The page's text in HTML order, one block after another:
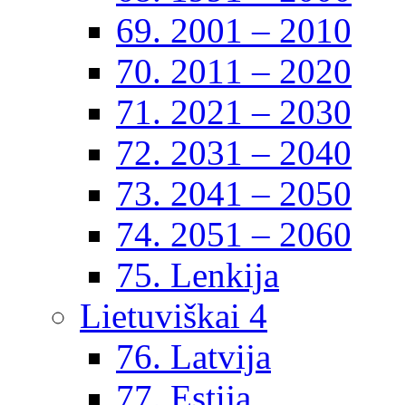
69. 2001 – 2010
70. 2011 – 2020
71. 2021 – 2030
72. 2031 – 2040
73. 2041 – 2050
74. 2051 – 2060
75. Lenkija
Lietuviškai 4
76. Latvija
77. Estija